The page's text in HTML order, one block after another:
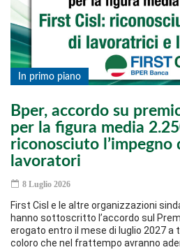
In primo piano
Bper, accordo su
per la figura media
riconosciuto
lavoratori
8 Luglio 2026
First Cisl e le altre organizzazioni
hanno sottoscritto l’accordo sul
erogato entro il mese di luglio 2027
coloro che nel frattempo avranno